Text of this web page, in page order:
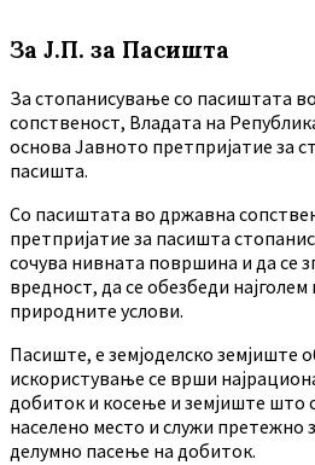
За Ј.П. за Пасишта
За стопанисување со пасиштата
сопственост, Владата на
основа Јавното претпријатие за
пасишта.
Co пасиштата во државна
претпријатие за пасишта
сочува нивната површина и да се
вредност, да се обезбеди
природните услови.
Пасиште, е земјоделско земјиште
искористување се врши
добиток и косење и земјиште што
населено место и служи претежно
делумно пасење на добиток.